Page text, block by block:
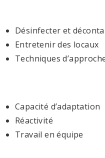
Désinfecter et
Entretenir des locaux
Techniques
Capacité d’adaptation
Réactivité
Travail en équipe